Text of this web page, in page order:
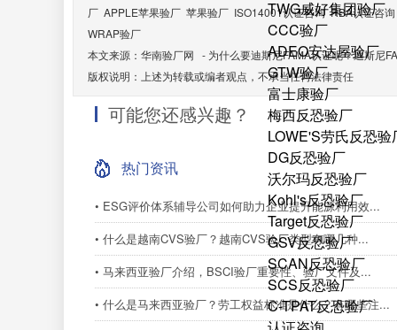
TWG威好集团验厂
CCC验厂
ADEO安达屋验厂
GTW验厂
富士康验厂
梅西反恐验厂
LOWE'S劳氏反恐验
DG反恐验厂
沃尔玛反恐验厂
Kohl's反恐验厂
Target反恐验厂
GSV反恐验厂
SCAN反恐验厂
SCS反恐验厂
C-TPAT反恐验厂
厂 APPLE苹果验厂 苹果验厂 ISO14001认证咨询 RBA认证咨询
WRAP验厂
本文来源： 华南验厂网 - 为什么要迪斯尼FAMA认证呢？迪斯尼
版权说明：上述为转载或编者观点，不承当任何法律责任
可能您还感兴趣？
热门资讯
• ESG评价体系辅导公司如何助力企业提升能源利用效...
• 什么是越南CVS验厂？越南CVS验厂类型有哪几种...
• 马来西亚验厂介绍，BSCI验厂重要性、验厂文件及...
• 什么是马来西亚验厂？劳工权益标准是什么？有哪些注...